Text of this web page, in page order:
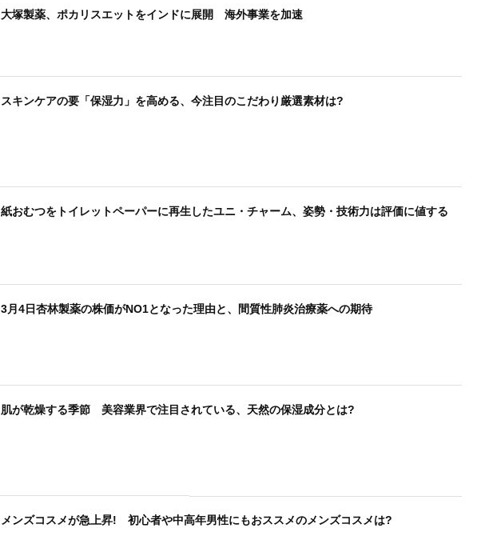
大塚製薬、ポカリスエットをインドに展開 海外事業を加速
スキンケアの要「保湿力」を高める、今注目のこだわり厳選素材は?
紙おむつをトイレットペーパーに再生したユニ・チャーム、姿勢・技術力は評価に値する
3月4日杏林製薬の株価がNO1となった理由と、間質性肺炎治療薬への期待
肌が乾燥する季節 美容業界で注目されている、天然の保湿成分とは?
メンズコスメが急上昇! 初心者や中高年男性にもおススメのメンズコスメは?